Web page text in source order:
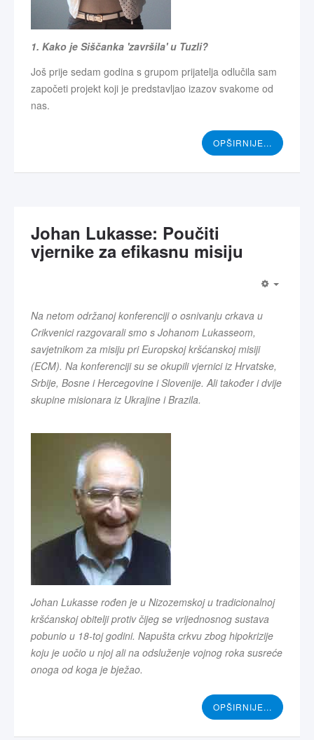
1. Kako je Siščanka 'završila' u Tuzli?
Još prije sedam godina s grupom prijatelja odlučila sam
započeti projekt koji je predstavljao izazov svakome od
nas.
OPŠIRNIJE...
Johan Lukasse: Poučiti
vjernike za efikasnu misiju
Na netom održanoj konferenciji o osnivanju crkava u
Crikvenici razgovarali smo s Johanom Lukasseom,
savjetnikom za misiju pri Europskoj kršćanskoj misiji
(ECM). Na konferenciji su se okupili vjernici iz Hrvatske,
Srbije, Bosne i Hercegovine i Slovenije. Ali također i dvije
skupine misionara iz Ukrajine i Brazila.
Johan Lukasse rođen je u Nizozemskoj u tradicionalnoj
kršćanskoj obitelji protiv čijeg se vrijednosnog sustava
pobunio u 18-toj godini. Napušta crkvu zbog hipokrizije
koju je uočio u njoj ali na odsluženje vojnog roka susreće
onoga od koga je bježao.
OPŠIRNIJE...